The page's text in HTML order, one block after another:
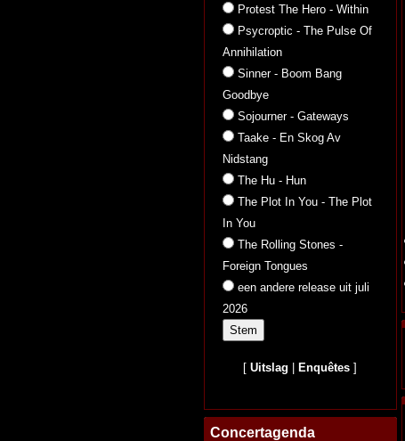
Protest The Hero - Within
Psycroptic - The Pulse Of
Annihilation
Sinner - Boom Bang
Goodbye
Sojourner - Gateways
Taake - En Skog Av
Nidstang
The Hu - Hun
The Plot In You - The Plot
In You
The Rolling Stones -
Foreign Tongues
een andere release uit juli
2026
[Uitslag Enquêtes ]
Concertagenda